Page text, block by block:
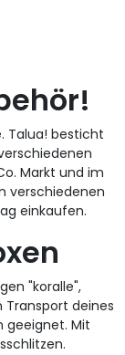
Talua! besticht
Markt und im
verschiedenen
einkaufen.
"koralle",
Transport deines
geeignet. Mit